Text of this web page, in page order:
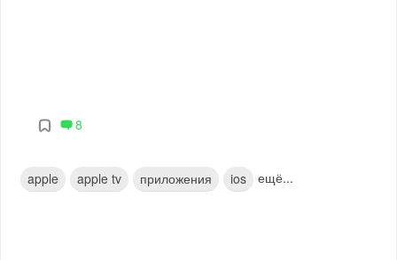
8
apple apple tv приложения ios ещё...